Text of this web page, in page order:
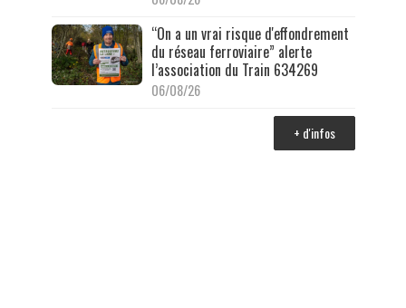
“On a un vrai risque d'effondrement
du réseau ferroviaire” alerte
l’association du Train 634269
06/08/26
+ d'infos